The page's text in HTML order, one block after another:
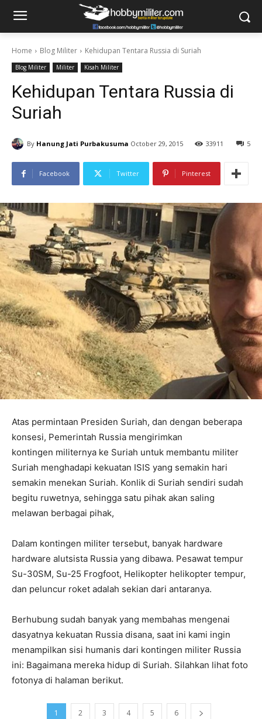
Home Blog Militer Kehidupan Tentara Russia di Suriah
Blog Militer Militer Kisah Militer
Kehidupan Tentara Russia di
Suriah
By Hanung Jati Purbakusuma October 29, 2015 5
33911
Facebook Twitter Pinterest
Atas permintaan Presiden Suriah, dan dengan beberapa
konsesi, Pemerintah Russia mengirimkan
kontingen militernya ke Suriah untuk membantu militer
Suriah menghadapi kekuatan ISIS yang semakin hari
semakin menekan Suriah. Konlik di Suriah sendiri sudah
begitu ruwetnya, sehingga satu pihak akan saling
melawan berbagai pihak,
Dalam kontingen militer tersebut, banyak hardware
hardware alutsista Russia yang dibawa. Pesawat tempur
Su-30SM, Su-25 Frogfoot, Helikopter helikopter tempur,
dan peluncur roket adalah sekian dari antaranya.
Berhubung sudah banyak yang membahas mengenai
dasyatnya kekuatan Russia disana, saat ini kami ingin
menampilkan sisi humanis dari kontingen militer Russia
ini: Bagaimana mereka hidup di Suriah. Silahkan lihat foto
fotonya di halaman berikut.
1 2 3 4 5 6